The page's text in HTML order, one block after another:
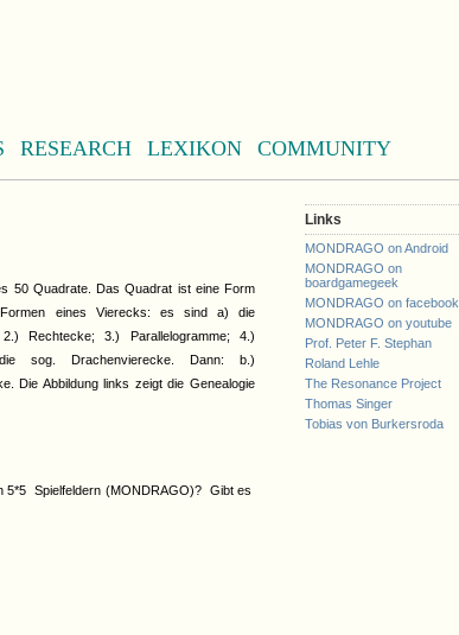
RESEARCH LEXIKON COMMUNITY
50 Quadrate. Das Quadrat ist eine Form
eines Vierecks: es sind a) die
Rechtecke; 3.) Parallelogramme; 4.)
sog. Drachenvierecke. Dann: b.)
Die Abbildung links zeigt die Genealogie
5*5 Spielfeldern (MONDRAGO)? Gibt es
Links
MONDRAGO on Android
MONDRAGO on
boardgamegeek
MONDRAGO on facebook
MONDRAGO on youtube
Prof. Peter F. Stephan
Roland Lehle
The Resonance Project
Thomas Singer
Tobias von Burkersroda